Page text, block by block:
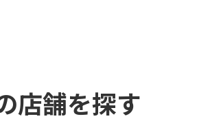
店舗を探す